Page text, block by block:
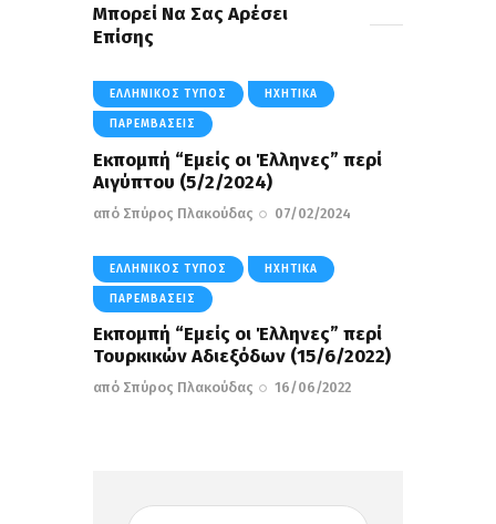
Μπορεί Να Σας Αρέσει
Επίσης
ΕΛΛΗΝΙΚΌΣ ΤΎΠΟΣ ΗΧΗΤΙΚΆ
ΠΑΡΕΜΒΆΣΕΙΣ
Εκπομπή “Εμείς οι Έλληνες” περί
Aιγύπτου (5/2/2024)
από Σπύρος Πλακούδας 07/02/2024
ΕΛΛΗΝΙΚΌΣ ΤΎΠΟΣ ΗΧΗΤΙΚΆ
ΠΑΡΕΜΒΆΣΕΙΣ
Εκπομπή “Εμείς οι Έλληνες” περί
Τουρκικών Αδιεξόδων (15/6/2022)
από Σπύρος Πλακούδας 16/06/2022